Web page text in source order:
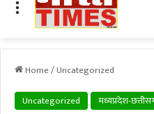
Menu
Home/Uncategorized
Uncategorized
मध्यप्रदेश-